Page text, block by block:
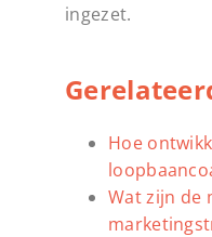
ingezet.
Hoe
Wat zijn de